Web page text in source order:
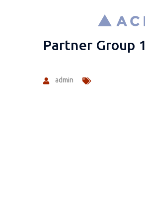
Partner Group 1
admin